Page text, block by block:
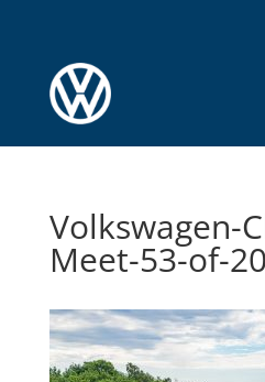
Volkswagen-
Meet-53-of-